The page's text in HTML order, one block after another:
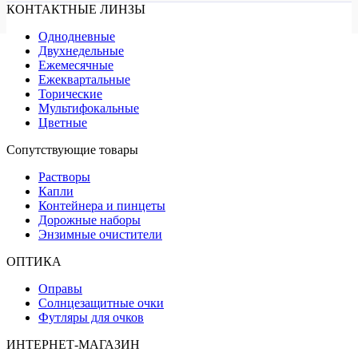
КОНТАКТНЫЕ ЛИНЗЫ
Однодневные
Двухнедельные
Ежемесячные
Ежеквартальные
Торические
Мультифокальные
Цветные
Сопутствующие товары
Растворы
Капли
Контейнера и пинцеты
Дорожные наборы
Энзимные очистители
ОПТИКА
Оправы
Солнцезащитные очки
Футляры для очков
ИНТЕРНЕТ-МАГАЗИН